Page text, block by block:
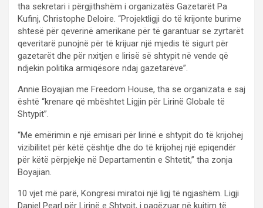
tha sekretari i përgjithshëm i organizatës Gazetarët Pa
Kufinj, Christophe Deloire. “Projektligji do të krijonte burime
shtesë për qeverinë amerikane për të garantuar se zyrtarët
qeveritarë punojnë për të krijuar një mjedis të sigurt për
gazetarët dhe për nxitjen e lirisë së shtypit në vende që
ndjekin politika armiqësore ndaj gazetarëve”.
Annie Boyajian me Freedom House, tha se organizata e saj
është “krenare që mbështet Ligjin për Lirinë Globale të
Shtypit”.
“Me emërimin e një emisari për lirinë e shtypit do të krijohej
vizibilitet për këtë çështje dhe do të krijohej një epiqendër
për këtë përpjekje në Departamentin e Shtetit,” tha zonja
Boyajian.
10 vjet më parë, Kongresi miratoi një ligj të ngjashëm. Ligji
Daniel Pearl për Lirinë e Shtypit, i pagëzuar në kujtim të